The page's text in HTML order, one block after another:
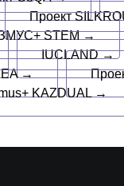
Проект
STEM →
IUCLAND →
→
KAZDUAL →